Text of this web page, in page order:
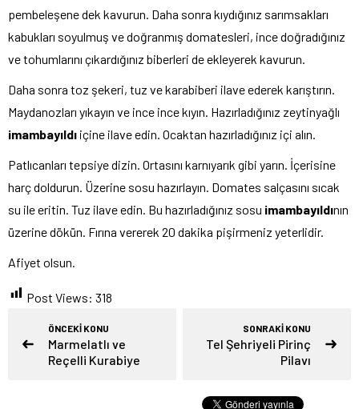
pembeleşene dek kavurun. Daha sonra kıydığınız sarımsakları
kabukları soyulmuş ve doğranmış domatesleri, ince doğradığınız
ve tohumlarını çıkardığınız biberleri de ekleyerek kavurun.
Daha sonra toz şekeri, tuz ve karabiberi ilave ederek karıştırın.
Maydanozları yıkayın ve ince ince kıyın. Hazırladığınız zeytinyağlı
imambayıldı içine ilave edin. Ocaktan hazırladığınız içi alın.
Patlıcanları tepsiye dizin. Ortasını karnıyarık gibi yarın. İçerisine
harç doldurun. Üzerine sosu hazırlayın. Domates salçasını sıcak
su ile eritin. Tuz ilave edin. Bu hazırladığınız sosu imambayıldının
üzerine dökün. Fırına vererek 20 dakika pişirmeniz yeterlidir.
Afiyet olsun.
Post Views: 318
ÖNCEKİ KONU
Marmelatlı ve
Reçelli Kurabiye
SONRAKİ KONU
Tel Şehriyeli Pirinç
Pilavı